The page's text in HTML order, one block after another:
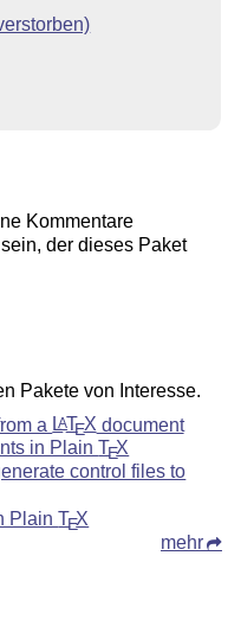
Kommentare
der dieses Paket
Pakete von Interesse.
a LATEX document
in PlainTEX
control files to
PlainTEX
mehr